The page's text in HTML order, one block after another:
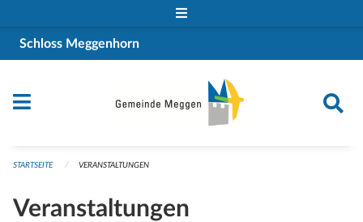
Schloss Meggenhorn
STARTSEITE VERANSTALTUNGEN
Veranstaltungen